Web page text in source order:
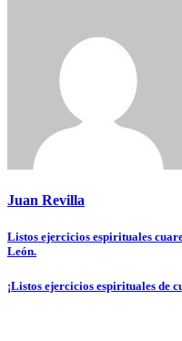
Juan Revilla
Navegación
de
entradas
Listos ejercicios espirituales
León.
¡Listos ejercicios espirituales de